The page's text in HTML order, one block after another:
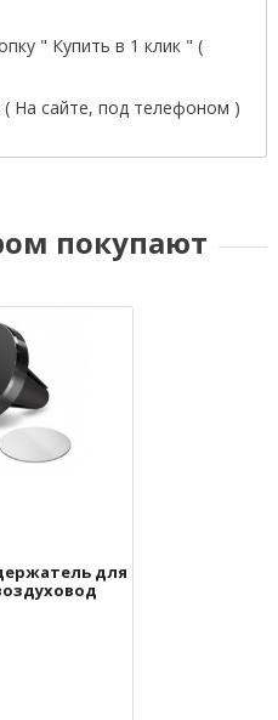
" Купить в 1 клик " (
На сайте, под телефоном )
покупают
для